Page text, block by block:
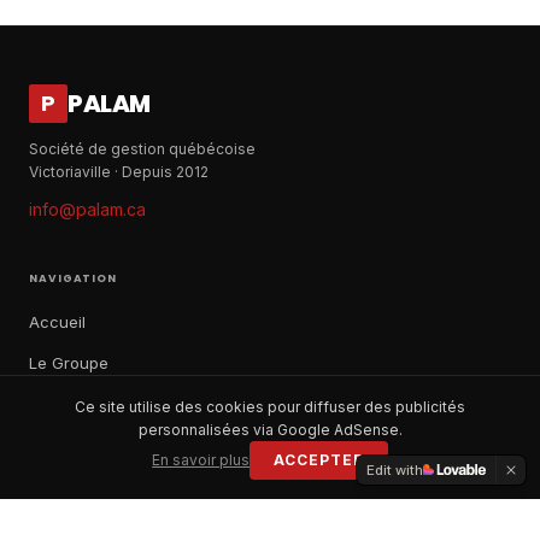
P PALAM
Société de gestion québécoise
Victoriaville · Depuis 2012
info@palam.ca
NAVIGATION
Accueil
Le Groupe
Notre histoire
Ce site utilise des cookies pour diffuser des publicités
personnalisées via Google AdSense.
En savoir plus
ACCEPTER
Edit with